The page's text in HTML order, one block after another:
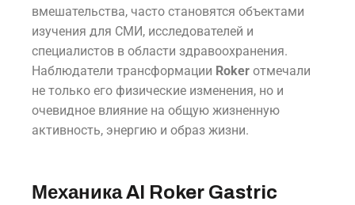
вмешательства, часто становятся объектами
изучения для СМИ, исследователей и
специалистов в области здравоохранения.
Наблюдатели трансформации Roker отмечали
не только его физические изменения, но и
очевидное влияние на общую жизненную
активность, энергию и образ жизни.
Механика Al Roker Gastric